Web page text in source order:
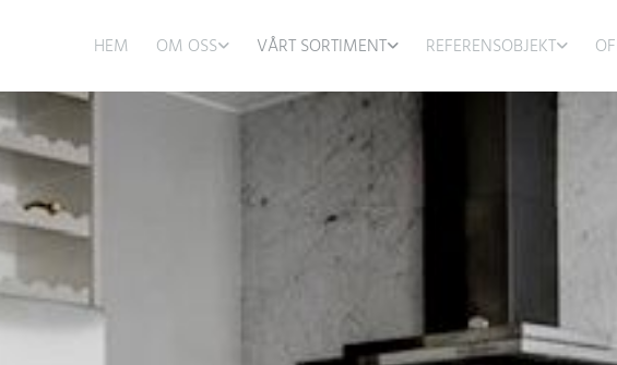
HEM OM OSS VÅRT SORTIMENT REFERENSOBJEKT